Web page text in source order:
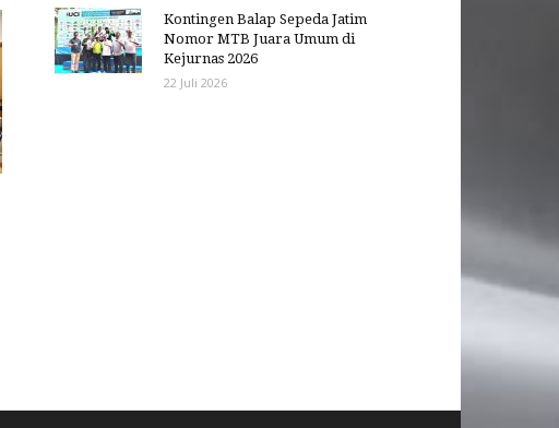
Kontingen Balap Sepeda Jatim
Nomor MTB Juara Umum di
Kejurnas 2026
22 Juli 2026